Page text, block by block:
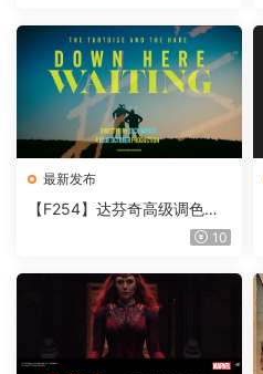
最新发布
【F254】达芬奇高级调色插
件 Contour V2.2.2 WinMac10